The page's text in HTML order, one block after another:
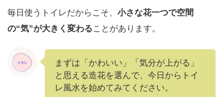
毎日使うトイレだからこそ、 小さな花一つで空間
の“気”が大きく変わることがあります。
まずは「かわいい」「気分が上がる」
と思える造花を選んで、今日からトイ
レ風水を始めてみてください。